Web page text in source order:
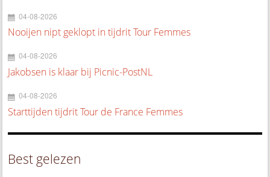
04-08-2026
Nooijen nipt geklopt in tijdrit Tour Femmes
04-08-2026
Jakobsen is klaar bij Picnic-PostNL
04-08-2026
Starttijden tijdrit Tour de France Femmes
Best gelezen